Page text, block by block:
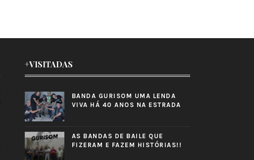
+VISITADAS
BANDA GURISOM UMA LENDA
VIVA HÁ 40 ANOS NA ESTRADA
AS BANDAS DE BAILE QUE
FIZERAM E FAZEM HISTÓRIAS!!